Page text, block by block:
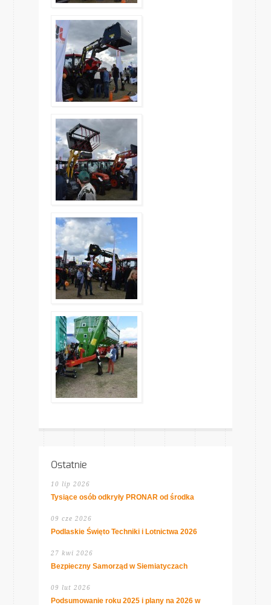
Ostatnie
10 lip 2026
Tysiące osób odkryły PRONAR od środka
09 cze 2026
Podlaskie Święto Techniki i Lotnictwa 2026
27 kwi 2026
Bezpieczny Samorząd w Siemiatyczach
09 lut 2026
Podsumowanie roku 2025 i plany na 2026 w